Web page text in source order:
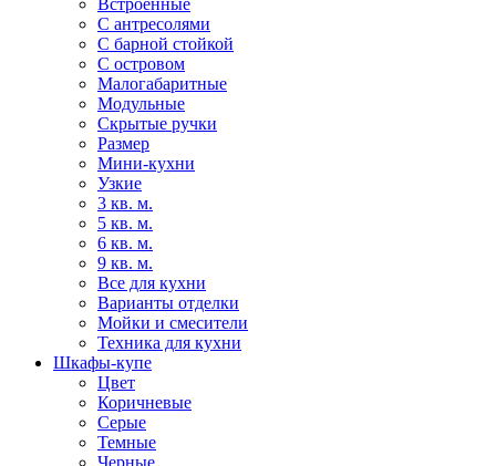
Встроенные
С антресолями
С барной стойкой
С островом
Малогабаритные
Модульные
Скрытые ручки
Размер
Мини-кухни
Узкие
3 кв. м.
5 кв. м.
6 кв. м.
9 кв. м.
Все для кухни
Варианты отделки
Мойки и смесители
Техника для кухни
Шкафы-купе
Цвет
Коричневые
Серые
Темные
Черные